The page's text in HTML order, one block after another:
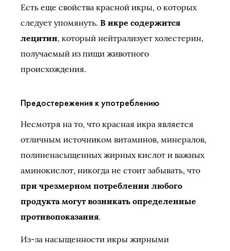
Есть еще свойства красной икры, о которых
следует упомянуть. В икре содержится
лецитин, который нейтрализует холестерин,
получаемый из пищи животного
происхождения.
Предостережения к употреблению
Несмотря на то, что красная икра является
отличным источником витаминов, минералов,
полиненасыщенных жирных кислот и важных
аминокислот, никогда не стоит забывать, что
при чрезмерном потреблении любого
продукта могут возникать определенные
противопоказания.
Из-за насыщенности икры жирными